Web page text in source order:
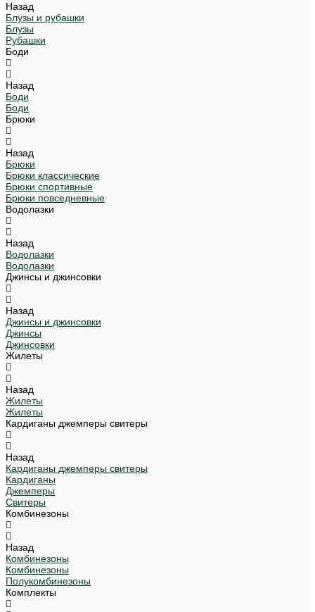
Назад
Блузы и рубашки
Блузы
Рубашки
Боди
Назад
Боди
Боди
Брюки
Назад
Брюки
Брюки классические
Брюки спортивные
Брюки повседневные
Водолазки
Назад
Водолазки
Водолазки
Джинсы и джинсовки
Назад
Джинсы и джинсовки
Джинсы
Джинсовки
Жилеты
Назад
Жилеты
Жилеты
Кардиганы джемперы свитеры
Назад
Кардиганы джемперы свитеры
Кардиганы
Джемперы
Свитеры
Комбинезоны
Назад
Комбинезоны
Комбинезоны
Полукомбинезоны
Комплекты